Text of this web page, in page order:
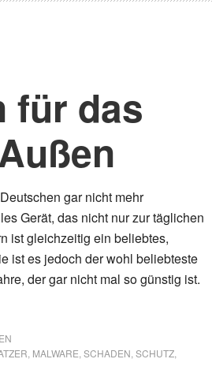
für das
gar nicht mehr
Gerät, das nicht nur zur täglichen
ist gleichzeitig ein beliebtes,
ist es jedoch der wohl beliebteste
der gar nicht mal so günstig ist.
MALWARE SCHADEN SCHUTZ